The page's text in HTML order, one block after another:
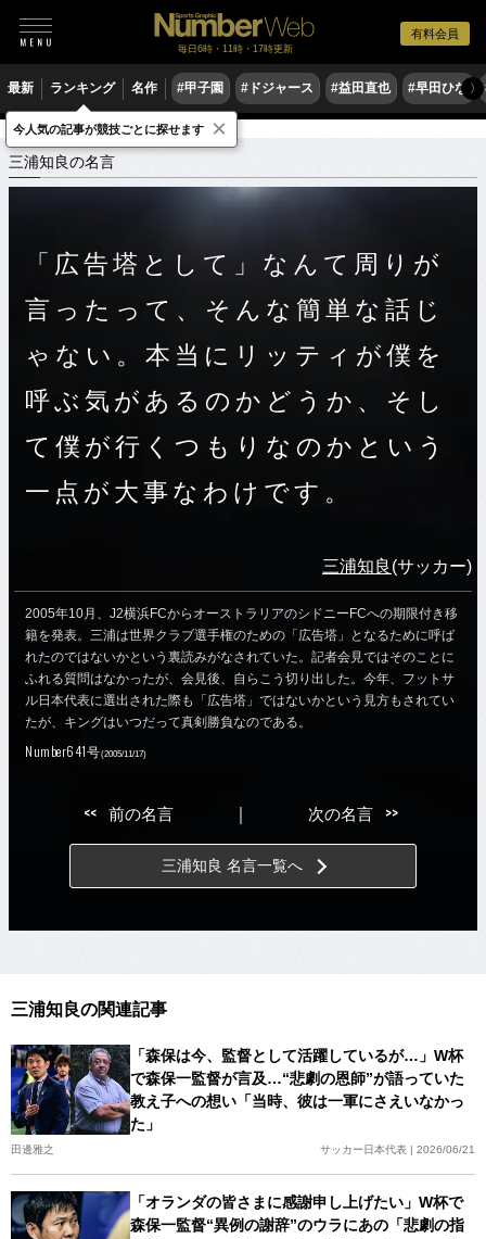
有料会員
毎日6時・11時・17時更新
最新 ランキング 名作 #甲子園 #ドジャース #益田直也 #早田ひな 〉
スポーツ名言集 ミ 三浦知良の名言
三浦知良の名言
「広告塔として」なんて周りが
言ったって、そんな簡単な話じ
ゃない。本当にリッティが僕を
呼ぶ気があるのかどうか、そし
て僕が行くつもりなのかという
一点が大事なわけです。
三浦知良 (サッカー)
2005年10月、J2横浜FCからオーストラリアのシドニーFCへの期限付き移
籍を発表。三浦は世界クラブ選手権のための「広告塔」となるために呼ば
れたのではないかという裏読みがなされていた。記者会見ではそのことに
ふれる質問はなかったが、会見後、自らこう切り出した。今年、フットサ
ル日本代表に選出された際も「広告塔」ではないかという見方もされてい
たが、キングはいつだって真剣勝負なのである。
Number641号(2005/11/17)
<< 前の名言 次の名言 >>
三浦知良 名言一覧へ
三浦知良の関連記事
「森保は今、監督として活躍しているが…」W杯
で森保一監督が言及…“悲劇の恩師”が語っていた
教え子への想い「当時、彼は一軍にさえいなかっ
た」
田邊雅之 サッカー日本代表 | 2026/06/21
「オランダの皆さまに感謝申し上げたい」W杯で
森保一監督“異例の謝辞”のウラにあの「悲劇の指
今人気の記事が競技ごとに探せます ×